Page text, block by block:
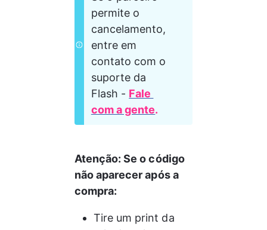
permite o
cancelamento,
entre em
contato com o
suporte da
Flash - Fale
com a gente.
Atenção: Se o código
não aparecer após a
compra:
Tire um print da